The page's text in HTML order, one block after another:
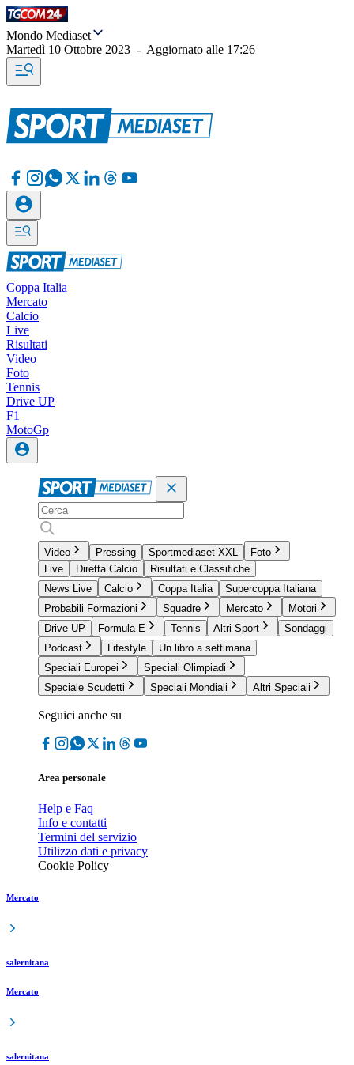
Mondo Mediaset
Martedì 10 Ottobre 2023 - Aggiornato alle 17:26
Coppa Italia
Mercato
Calcio
Live
Risultati
Video
Foto
Tennis
Drive UP
F1
MotoGp
Video Pressing Sportmediaset XXL
Foto
Live
Diretta Calcio
Risultati e Classifiche
News Live
Calcio Coppa Italia
Supercoppa Italiana
Probabili Formazioni
Squadre Mercato
Motori
Drive UP
Formula E Tennis Altri Sport
Sondaggi
Podcast
Lifestyle
Un libro a settimana
Speciali Europei
Speciali Olimpiadi
Speciale Scudetti
Speciali Mondiali Altri Speciali
Seguici anche su
Area personale
Help e Faq
Info e contatti
Termini del servizio
Utilizzo dati e privacy
Cookie Policy
Mercato
salernitana
Mercato
salernitana